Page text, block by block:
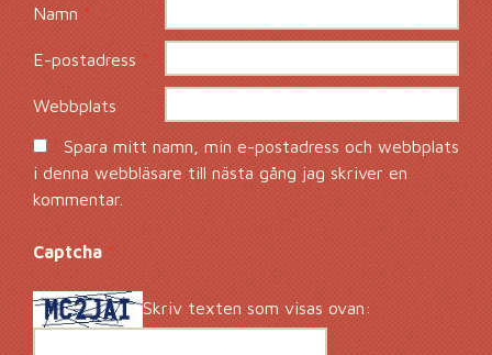
Namn *
E-postadress*
Webbplats
Spara mitt namn, min e-postadress och webbplats
i denna webbläsare till nästa gång jag skriver en
kommentar.
Captcha*
Skriv texten som visas ovan: